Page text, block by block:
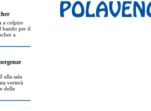
a colpire
bando per il
a
alla sala
verterà
delle